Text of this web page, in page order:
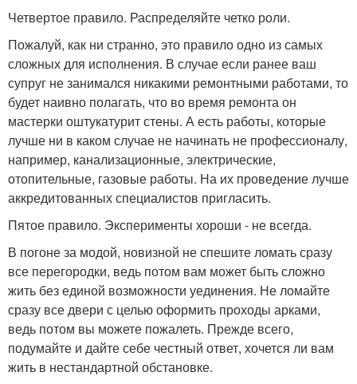
Четвертое правило. Распределяйте четко роли.
Пожалуй, как ни странно, это правило одно из самых
сложных для исполнения. В случае если ранее ваш
супруг не занимался никакими ремонтными работами, то
будет наивно полагать, что во время ремонта он
мастерки оштукатурит стены. А есть работы, которые
лучше ни в каком случае не начинать не профессионалу,
например, канализационные, электрические,
отопительные, газовые работы. На их проведение лучше
аккредитованных специалистов пригласить.
Пятое правило. Эксперименты хороши - не всегда.
В погоне за модой, новизной не спешите ломать сразу
все перегородки, ведь потом вам может быть сложно
жить без единой возможности уединения. Не ломайте
сразу все двери с целью оформить проходы арками,
ведь потом вы можете пожалеть. Прежде всего,
подумайте и дайте себе честный ответ, хочется ли вам
жить в нестандартной обстановке.